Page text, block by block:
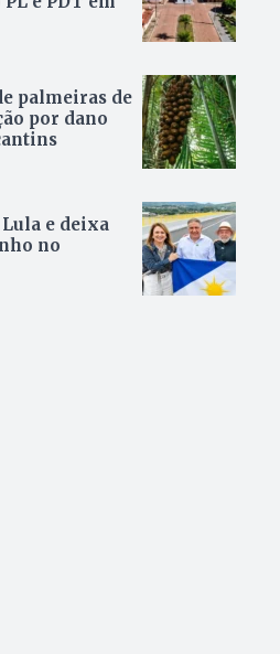
palmeiras de
por dano
e deixa
no